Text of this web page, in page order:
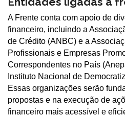
A Frente conta com apoio de
financeiro, incluindo a
de Crédito (ANBC) e a
Profissionais e Empresas
Correspondentes no País
Instituto Nacional de
Essas organizações serão
propostas e na execução de
financeiro mais acessível e